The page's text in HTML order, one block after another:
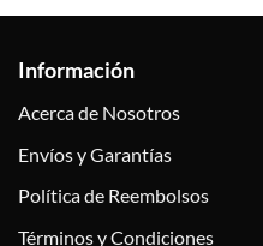
Información
Acerca de Nosotros
Envíos y Garantías
Política de Reembolsos
Términos y Condiciones